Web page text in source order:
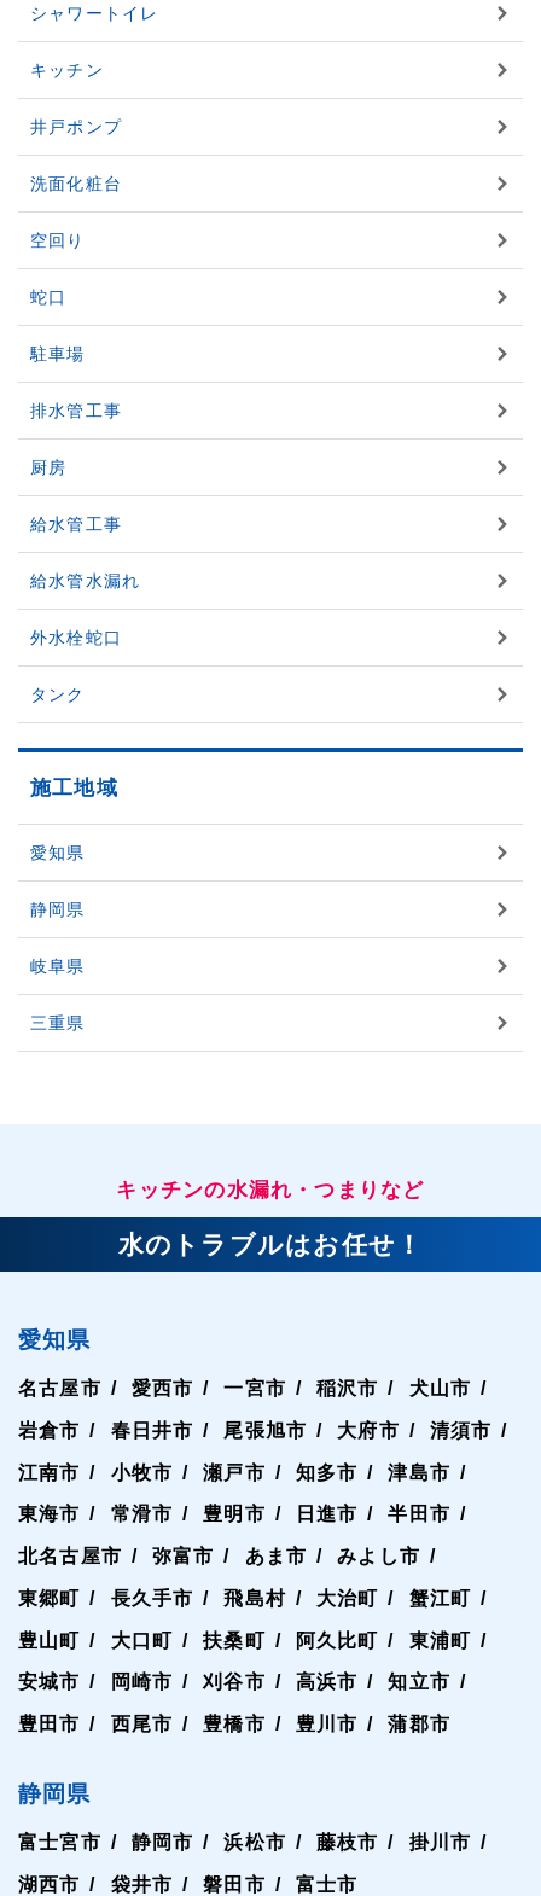
シャワートイレ
キッチン
井戸ポンプ
洗面化粧台
空回り
蛇口
駐車場
排水管工事
厨房
給水管工事
給水管水漏れ
外水栓蛇口
タンク
施工地域
愛知県
静岡県
岐阜県
三重県
キッチンの水漏れ・つまりなど
水のトラブルはお任せ！
愛知県
名古屋市 愛西市 一宮市 稲沢市 犬山市
岩倉市 春日井市 尾張旭市 大府市 清須市
江南市 小牧市 瀬戸市 知多市 津島市
東海市 常滑市 豊明市 日進市 半田市
北名古屋市 弥富市 あま市 みよし市
東郷町 長久手市 飛島村 大治町 蟹江町
豊山町 大口町 扶桑町 阿久比町 東浦町
安城市 岡崎市 刈谷市 高浜市 知立市
豊田市 西尾市 豊橋市 豊川市 蒲郡市
静岡県
富士宮市 静岡市 浜松市 藤枝市 掛川市
湖西市 袋井市 磐田市 富士市